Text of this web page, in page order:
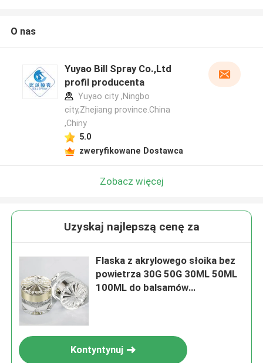
O nas
Yuyao Bill Spray Co.,Ltd
profil producenta
Yuyao city ,Ningbo
city,Zhejiang province.China
,Chiny
5.0
zweryfikowane Dostawca
Zobacz więcej
Uzyskaj najlepszą cenę za
Flaska z akrylowego słoika bez
powietrza 30G 50G 30ML 50ML
100ML do balsamów
Kontyntynuj